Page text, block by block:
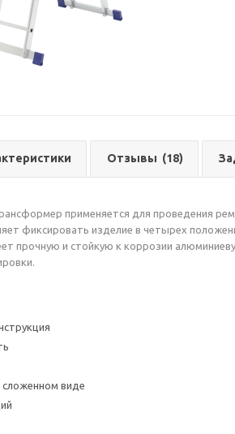
Отзывы (18)
применяется для проведения
фиксировать изделие в четырех
прочную и стойкую к коррозии
виде